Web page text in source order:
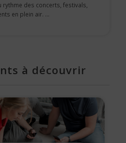
rythme des concerts, festivals,
en plein air. ...
à découvrir